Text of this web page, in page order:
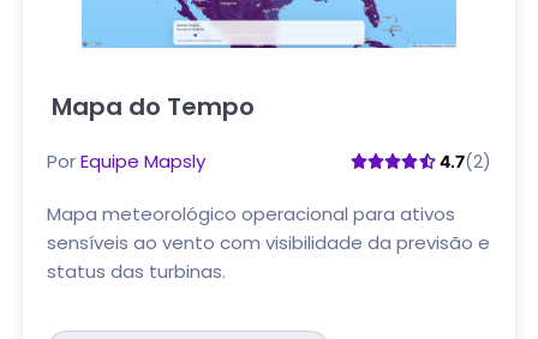
Mapa do Tempo
PorEquipe Mapsly 4.7(2)
Mapa meteorológico operacional para ativos
sensíveis ao vento com visibilidade da previsão e
status das turbinas.